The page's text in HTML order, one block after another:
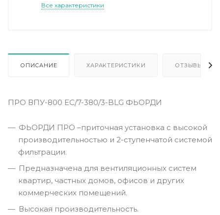
Все характеристики
ОПИСАНИЕ ХАРАКТЕРИСТИКИ ОТЗЫВЫ
ПРО ВПУ-800 ЕС/7-380/3-BLG ФЬОРДИ
ФЬОРДИ ПРО –приточная установка с высокой
производительностью и 2-ступенчатой системой
фильтрации.
Предназначена для вентиляционных систем
квартир, частных домов, офисов и других
коммерческих помещений.
Высокая производительность.